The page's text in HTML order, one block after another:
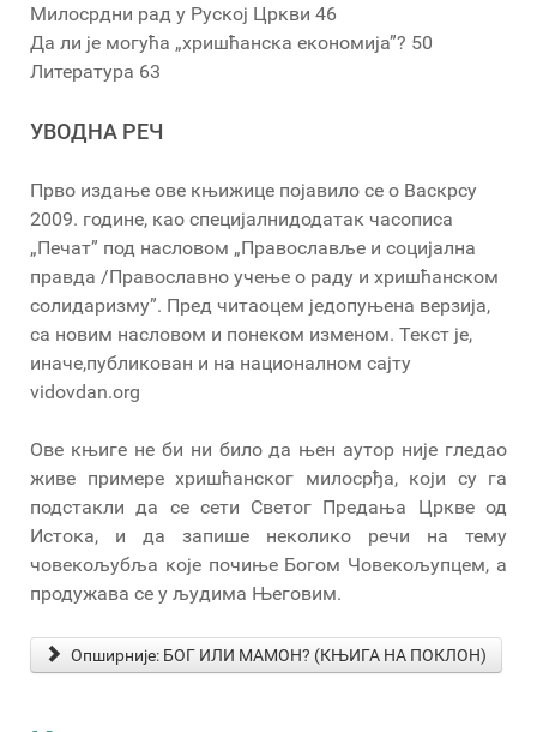
Милосрдни рад у Руској Цркви 46
Да ли је могућа „хришћанска економија”? 50
Литература 63
УВОДНА РЕЧ
Прво издање ове књижице појавило се о Васкрсу
2009. године, као специјалнидодатак часописа
„Печат” под насловом „Православље и социјална
правда /Православно учење о раду и хришћанском
солидаризму”. Пред читаоцем једопуњена верзија,
са новим насловом и понеком изменом. Текст је,
иначе,публикован и на националном сајту
vidovdan.org
Ове књиге не би ни било да њен аутор није гледао
живе примере хришћанског милосрђа, који су га
подстакли да се сети Светог Предања Цркве од
Истока, и да запише неколико речи на тему
човекољубља које почиње Богом Човекољупцем, а
продужава се у људима Његовим.
Опширније: БОГ ИЛИ МАМОН? (КЊИГА НА ПОКЛОН)